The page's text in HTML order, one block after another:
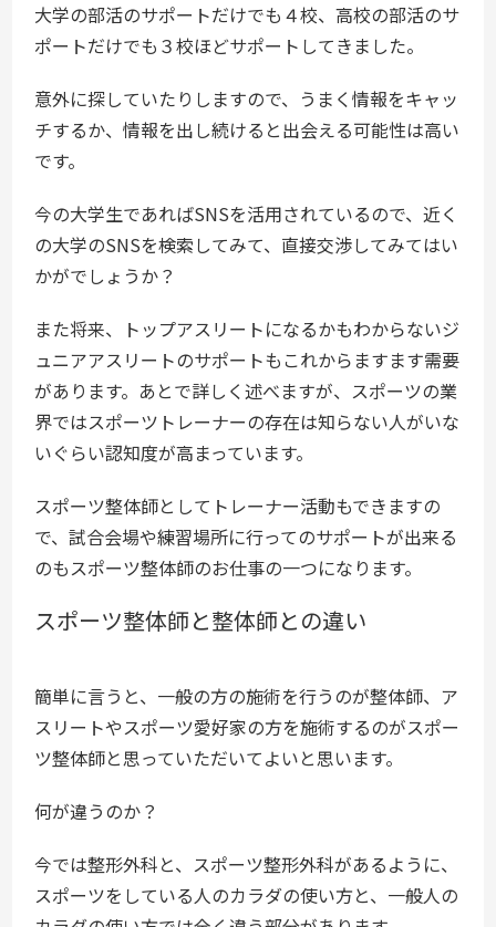
大学の部活のサポートだけでも４校、高校の部活のサ
ポートだけでも３校ほどサポートしてきました。
意外に探していたりしますので、うまく情報をキャッ
チするか、情報を出し続けると出会える可能性は高い
です。
今の大学生であればSNSを活用されているので、近く
の大学のSNSを検索してみて、直接交渉してみてはい
かがでしょうか？
また将来、トップアスリートになるかもわからないジ
ュニアアスリートのサポートもこれからますます需要
があります。あとで詳しく述べますが、スポーツの業
界ではスポーツトレーナーの存在は知らない人がいな
いぐらい認知度が高まっています。
スポーツ整体師としてトレーナー活動もできますの
で、試合会場や練習場所に行ってのサポートが出来る
のもスポーツ整体師のお仕事の一つになります。
スポーツ整体師と整体師との違い
簡単に言うと、一般の方の施術を行うのが整体師、ア
スリートやスポーツ愛好家の方を施術するのがスポー
ツ整体師と思っていただいてよいと思います。
何が違うのか？
今では整形外科と、スポーツ整形外科があるように、
スポーツをしている人のカラダの使い方と、一般人の